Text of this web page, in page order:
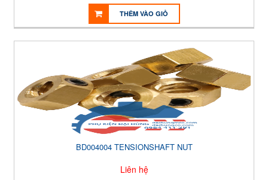
THÊM VÀO GIỎ
BD004004 TENSIONSHAFT NUT
Liên hệ